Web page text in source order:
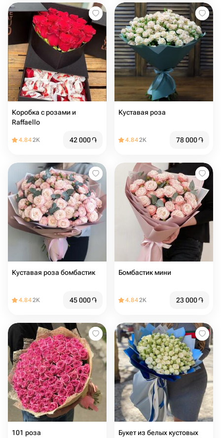
Коробка с розами и
Raffaello
4.842K 42 000֏
Куставая роза
4.842K 78 000֏
Куставая роза бомбастик
4.842K 45 000֏
Бомбастик мини
4.842K 23 000֏
101 роза Букет из белых кустовых